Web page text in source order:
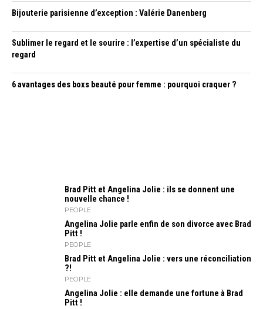
Bijouterie parisienne d’exception : Valérie Danenberg
Sublimer le regard et le sourire : l’expertise d’un spécialiste du
regard
6 avantages des boxs beauté pour femme : pourquoi craquer ?
Brad Pitt et Angelina Jolie : ils se donnent une
nouvelle chance !
PEOPLE
Angelina Jolie parle enfin de son divorce avec Brad
Pitt !
PEOPLE
Brad Pitt et Angelina Jolie : vers une réconciliation
?!
PEOPLE
Angelina Jolie : elle demande une fortune à Brad
Pitt !